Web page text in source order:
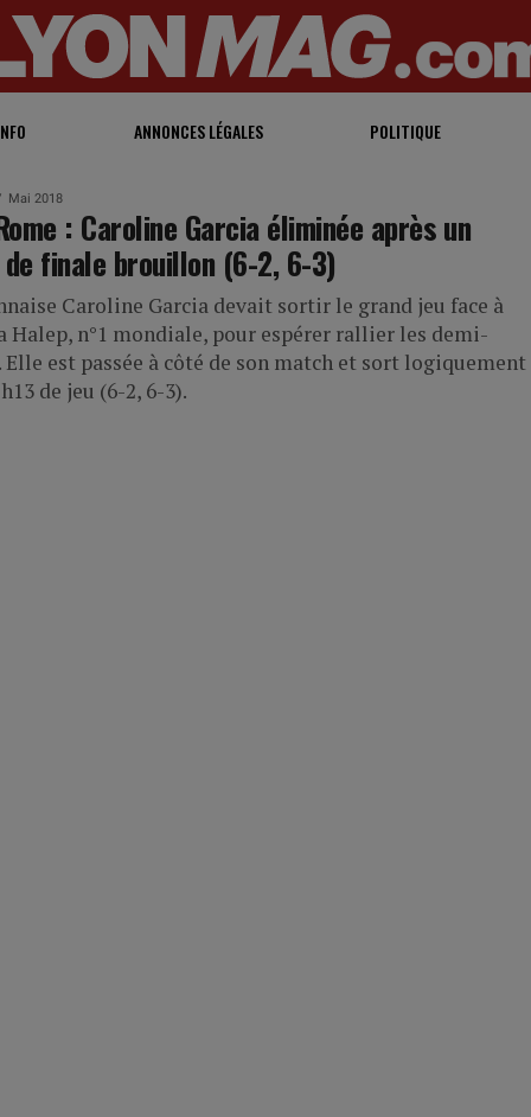
ANNONCES LÉGALES POLITIQUE
Mai 2018
: Caroline Garcia éliminée après un
finale brouillon (6-2, 6-3)
Caroline Garcia devait sortir le grand jeu face à
Halep, n°1 mondiale, pour espérer rallier les demi-
Elle est passée à côté de son match et sort logiquement
de jeu (6-2, 6-3).